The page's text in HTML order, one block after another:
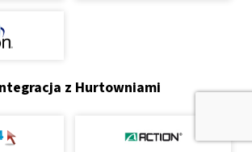
Integracja z Hurtowniami